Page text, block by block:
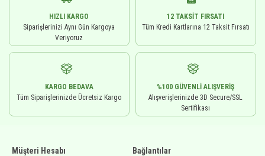
HIZLI KARGO
Siparişlerinizi Aynı Gün Kargoya
Veriyoruz
12 TAKSIT FIRSATI
Tüm Kredi Kartlarına 12 Taksit Fırsatı
KARGO BEDAVA
Tüm Siparişlerinizde Ücretsiz Kargo
%100 GÜVENLI ALIŞVERIŞ
Alışverişlerinizde 3D Secure/SSL
Sertifikası
Müşteri Hesabı Bağlantılar